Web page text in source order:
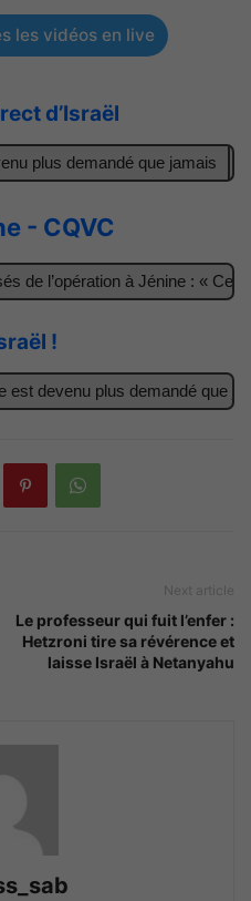
les vidéos en live
d’Israël
demandé que jamais
- CQVC
à Jénine : « Ces
!
plus demandé que jamais
Next article
Le professeur qui fuit l’enfer :
Hetzroni tire sa révérence et
laisse Israël à Netanyahu